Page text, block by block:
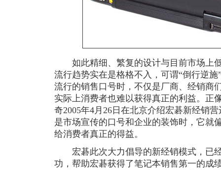
如此精细、繁复的设计与目前市场上
流行趋势实在是格格不入，可谓“倒行逆
流行的销售口号时，不仅是厂商、经销商
实际上消费者也难以获得真正的利益。正
奇2005年4月26日在北京介绍宏碁新经销
是市场宣传的口号和企业的装饰时，它就
给消费者真正的得益。
宏碁此次大力倡导的新经销模式，已
功，帮助宏碁获得了笔记本销售第一的成